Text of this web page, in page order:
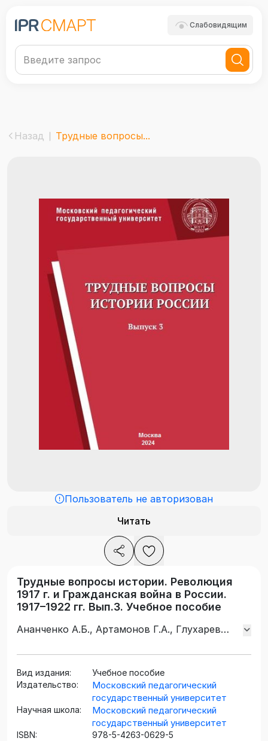
Слабовидящим
Назад Трудные вопросы...
Пользователь не авторизован
Читать
Трудные вопросы истории. Революция
1917 г. и Гражданская война в России.
1917–1922 гг. Вып.3. Учебное пособие
Ананченко А.Б., Артамонов Г.А., Глухарев
А.В., Цветков В.Ж., Чураков Д.О., Шаповалов
В.Л., Юрьев А.И.
Вид издания:
Учебное пособие
Издательство:
Московский педагогический
государственный университет
Научная школа:
Московский педагогический
государственный университет
ISBN:
978-5-4263-0629-5